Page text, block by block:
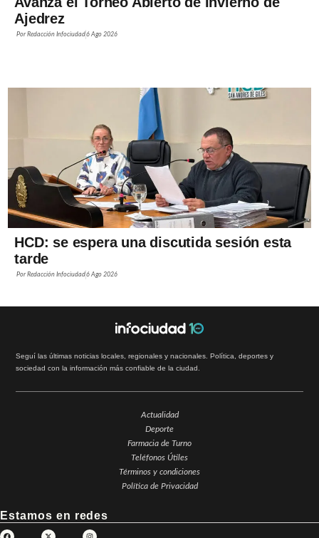
Ajedrez
PorRedacción Infociudad6 Ago 2026
HCD: se espera una discutida sesión esta
tarde
PorRedacción Infociudad6 Ago 2026
Seguí las últimas noticias locales, regionales y nacionales. Política, deportes y
sociedad con la información más confiable de la ciudad.
Actualidad
Deporte
Farmacia de Turno
Teléfonos Útiles
Términos y condiciones
Política de Privacidad
Estamos en redes